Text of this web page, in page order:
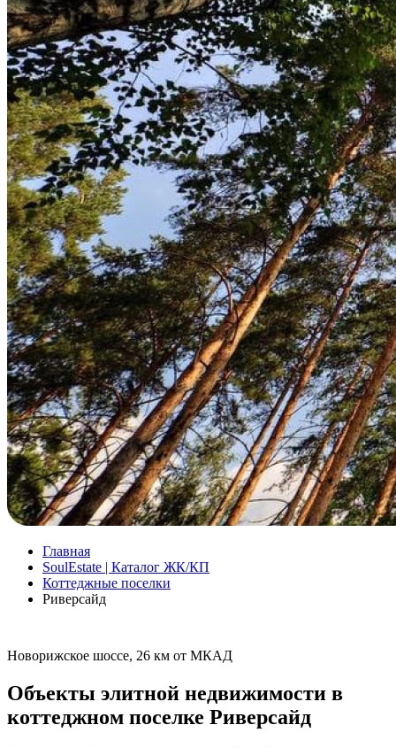
Главная
SoulEstate | Каталог ЖК/КП
Коттеджные поселки
Риверсайд
Новорижское шоссе, 26 км от МКАД
Объекты элитной недвижимости в
коттеджном поселке Риверсайд